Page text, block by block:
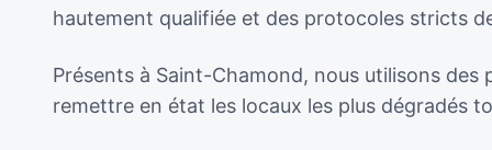
hautement qualifiée et des protocoles stricts
Présents à Saint-Chamond, nous utilisons
remettre en état les locaux les plus dégradés